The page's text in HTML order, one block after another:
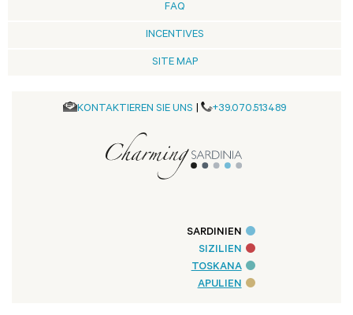
FAQ
INCENTIVES
SITE MAP
KONTAKTIEREN SIE UNS +39.070.513489
SARDINIEN
SIZILIEN
TOSKANA
APULIEN